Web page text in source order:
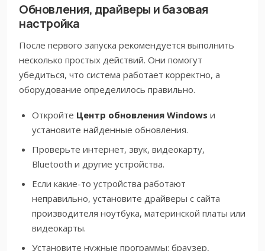
Обновления, драйверы и базовая
настройка
После первого запуска рекомендуется выполнить
несколько простых действий. Они помогут
убедиться, что система работает корректно, а
оборудование определилось правильно.
Откройте Центр обновления Windows и
установите найденные обновления.
Проверьте интернет, звук, видеокарту,
Bluetooth и другие устройства.
Если какие-то устройства работают
неправильно, установите драйверы с сайта
производителя ноутбука, материнской платы или
видеокарты.
Установите нужные программы: браузер,